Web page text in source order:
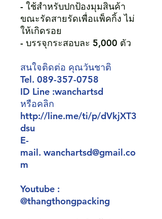
- ใช้สำหรับปกป้องมุมสินค้า
ขณะรัดสายรัดเพื่อแพ็คกิ้ง ไม่
ให้เกิดรอย
- บรรจุกระสอบละ 5,000 ตัว
สนใจติดต่อ คุณวันชาติ
Tel. 089-357-0758
ID Line :wanchartsd
หรือคลิก
http://line.me/ti/p/dVkjXT3
dsu
E-
mail. wanchartsd@gmail.co
m
Youtube :
@thangthongpacking